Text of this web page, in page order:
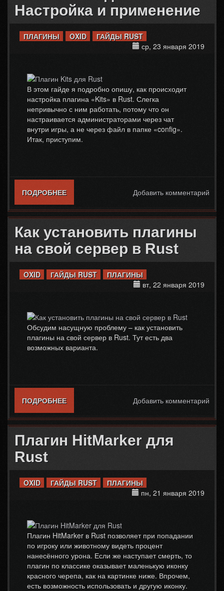
Настройка и применение
ПЛАГИНЫ OXID
ГАЙДЫ RUST
ср, 23 января 2019
В этом гайде я подробно опишу, как происходит
настройка плагина «Kits» в Rust. Слегка
непривычно с ним работать, потому что он
настраивается администраторами через чат
внутри игры, а не через файл в папке «config».
Итак, приступим.
ПОДРОБНЕЕО ПЛАГИН KITS ДЛЯ RUST. НАСТРОЙКА И
ПРИМЕНЕНИЕ
Добавить комментарий
Как установить плагины
на свой сервер в Rust
OXID ГАЙДЫ RUST
ПЛАГИНЫ
вт, 22 января 2019
Обсудим насущную проблему – как установить
плагины на свой сервер в Rust. Тут есть два
возможных варианта.
ПОДРОБНЕЕО КАК УСТАНОВИТЬ ПЛАГИНЫ НА СВОЙ
СЕРВЕР В RUST
Добавить комментарий
Плагин HitMarker для
Rust
OXID ГАЙДЫ RUST
ПЛАГИНЫ
пн, 21 января 2019
Плагин HitMarker в Rust позволяет при попадании
по игроку или животному видеть процент
нанесённого урона. Если же наступает смерть, то
плагин по классике оказывает маленькую иконку
красного черепа, как на картинке ниже. Впрочем,
есть возможность использовать и другую иконку.